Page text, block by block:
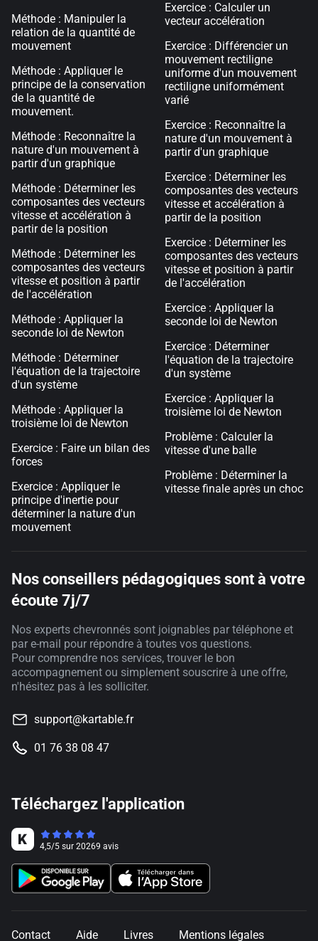
Méthode : Manipuler la
relation de la quantité de
mouvement
Méthode : Appliquer le
principe de la conservation
de la quantité de
mouvement.
Méthode : Reconnaître la
nature d'un mouvement à
partir d'un graphique
Méthode : Déterminer les
composantes des vecteurs
vitesse et accélération à
partir de la position
Méthode : Déterminer les
composantes des vecteurs
vitesse et position à partir
de l'accélération
Méthode : Appliquer la
seconde loi de Newton
Méthode : Déterminer
l'équation de la trajectoire
d'un système
Méthode : Appliquer la
troisième loi de Newton
Exercice : Faire un bilan des
forces
Exercice : Appliquer le
principe d'inertie pour
déterminer la nature d'un
mouvement
Exercice : Calculer un
vecteur accélération
Exercice : Différencier un
mouvement rectiligne
uniforme d'un mouvement
rectiligne uniformément
varié
Exercice : Reconnaître la
nature d'un mouvement à
partir d'un graphique
Exercice : Déterminer les
composantes des vecteurs
vitesse et accélération à
partir de la position
Exercice : Déterminer les
composantes des vecteurs
vitesse et position à partir
de l'accélération
Exercice : Appliquer la
seconde loi de Newton
Exercice : Déterminer
l'équation de la trajectoire
d'un système
Exercice : Appliquer la
troisième loi de Newton
Problème : Calculer la
vitesse d'une balle
Problème : Déterminer la
vitesse finale après un choc
Nos conseillers pédagogiques sont à votre
écoute 7j/7
Nos experts chevronnés sont joignables par téléphone et
par e-mail pour répondre à toutes vos questions.
Pour comprendre nos services, trouver le bon
accompagnement ou simplement souscrire à une offre,
n'hésitez pas à les solliciter.
support@kartable.fr
01 76 38 08 47
Téléchargez l'application
4,5/5 sur 20269 avis
Contact Aide Livres Mentions légales